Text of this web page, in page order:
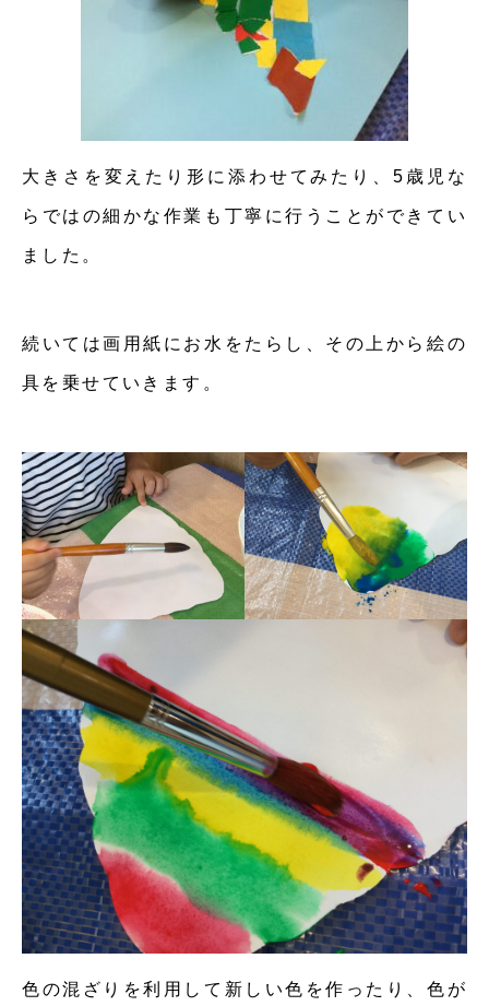
大きさを変えたり形に添わせてみたり、5歳児な
らではの細かな作業も丁寧に行うことができてい
ました。
続いては画用紙にお水をたらし、その上から絵の
具を乗せていきます。
色の混ざりを利用して新しい色を作ったり、色が